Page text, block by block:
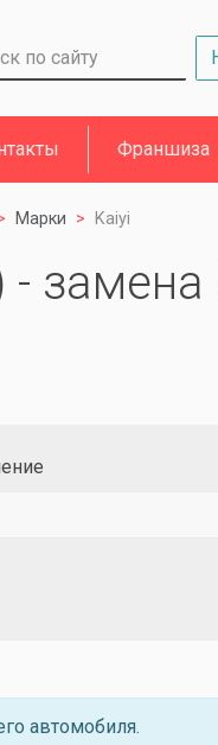
Франшиза
Марки Kaiyi
замена
автомобиля.